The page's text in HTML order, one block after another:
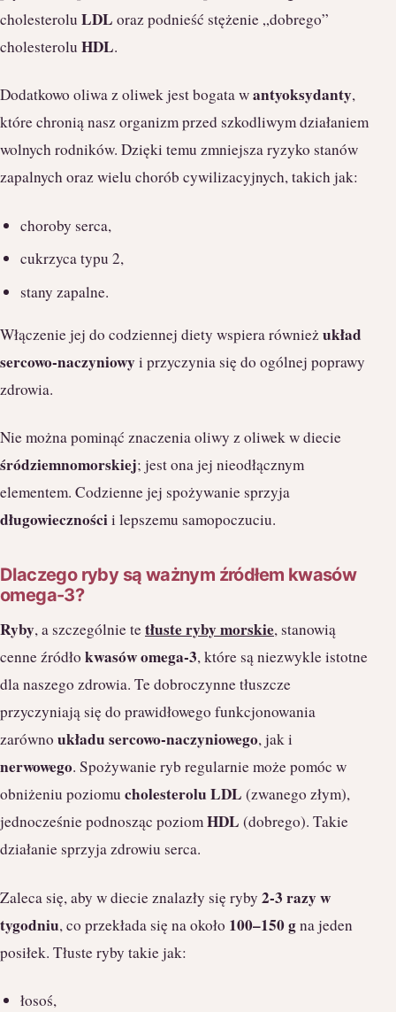
cholesterolu LDL oraz podnieść stężenie „dobrego”
cholesterolu HDL.
Dodatkowo oliwa z oliwek jest bogata wantyoksydanty,
które chronią nasz organizm przed szkodliwym działaniem
wolnych rodników. Dzięki temu zmniejsza ryzyko stanów
zapalnych oraz wielu chorób cywilizacyjnych, takich jak:
choroby serca,
cukrzyca typu 2,
stany zapalne.
Włączenie jej do codziennej diety wspiera równieżukład
sercowo-naczyniowyi przyczynia się do ogólnej poprawy
zdrowia.
Nie można pominąć znaczenia oliwy z oliwek w diecie
śródziemnomorskiej; jest ona jej nieodłącznym
elementem. Codzienne jej spożywanie sprzyja
długowiecznościi lepszemu samopoczuciu.
Dlaczego ryby są ważnym źródłem kwasów
omega-3?
Ryby, a szczególnie tetłuste ryby morskie, stanowią
cenne źródło kwasów omega-3, które są niezwykle istotne
dla naszego zdrowia. Te dobroczynne tłuszcze
przyczyniają się do prawidłowego funkcjonowania
zarówno układu sercowo-naczyniowego, jak i
nerwowego. Spożywanie ryb regularnie może pomóc w
obniżeniu poziomu cholesterolu LDL (zwanego złym),
jednocześnie podnosząc poziomHDL (dobrego). Takie
działanie sprzyja zdrowiu serca.
Zaleca się, aby w diecie znalazły się ryby 2-3 razy w
tygodniu, co przekłada się na około 100–150 gna jeden
posiłek. Tłuste ryby takie jak:
łosoś,